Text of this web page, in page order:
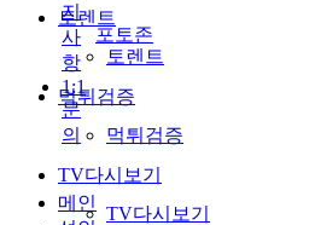
토렌트
토렌트
먹튀검증
먹튀검증
TV다시보기
TV다시보기
지
사
항
1:1
문
의
포토존
메인